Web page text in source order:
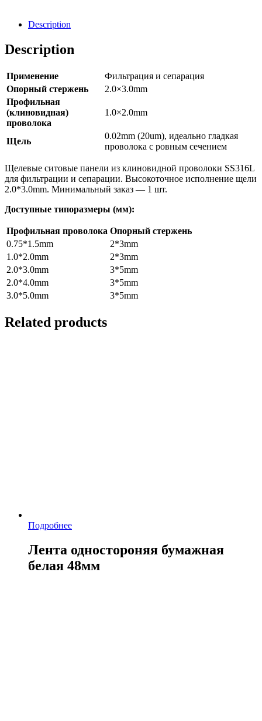
Description
Description
Применение
Фильтрация и сепарация
Опорный стержень
2.0×3.0mm
Профильная
(клиновидная)
проволока
1.0×2.0mm
Щель
0.02mm (20um), идеально гладкая
проволока с ровным сечением
Щелевые ситовые панели из клиновидной проволоки SS316L
для фильтрации и сепарации. Высокоточное исполнение щели
2.0*3.0mm. Минимальный заказ — 1 шт.
Доступные типоразмеры (мм):
Профильная проволока Опорный стержень
0.75*1.5mm
2*3mm
1.0*2.0mm
2*3mm
2.0*3.0mm
3*5mm
2.0*4.0mm
3*5mm
3.0*5.0mm
3*5mm
Related products
Подробнее
Лента одностороняя бумажная
белая 48мм